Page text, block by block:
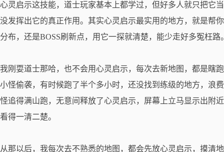
心灵启示这技能，道士玩家基本上都学过，但好多人就只把它
没发挥出它的真正作用。其实心灵启示最实用的地方，就是帮
分布，还是BOSS刷新点，用它一探就清楚，能少走好多冤枉路
我刚耍道士那哈，也不会用心灵启示，每次去新地图，都是瞎
小怪偷袭，有时候跑了半个多小时，还没找到练级的地方，浪
怪追得满山跑，无意间释放了心灵启示，屏幕上立马显示出附
看得一清二楚。
从那以后，我每次去不熟悉的地图，都会先放心灵启示，摸清